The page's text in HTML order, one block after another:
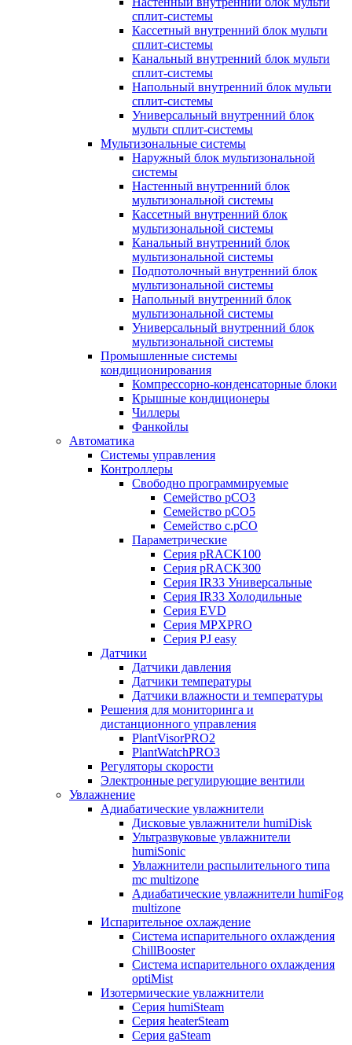
сплит-системы
Кассетный внутренний блок мульти
сплит-системы
Канальный внутренний блок мульти
сплит-системы
Напольный внутренний блок мульти
сплит-системы
Универсальный внутренний блок
мульти сплит-системы
Мультизональные системы
Наружный блок мультизональной
системы
Настенный внутренний блок
мультизональной системы
Кассетный внутренний блок
мультизональной системы
Канальный внутренний блок
мультизональной системы
Подпотолочный внутренний блок
мультизональной системы
Напольный внутренний блок
мультизональной системы
Универсальный внутренний блок
мультизональной системы
Промышленные системы
кондиционирования
Компрессорно-конденсаторные блоки
Крышные кондиционеры
Чиллеры
Фанкойлы
Автоматика
Системы управления
Контроллеры
Свободно программируемые
Семейство pCO3
Семейство pCO5
Семейство c.pCO
Параметрические
Серия pRACK100
Серия pRACK300
Серия IR33 Универсальные
Серия IR33 Холодильные
Серия EVD
Серия MPXPRO
Серия PJ easy
Датчики
Датчики давления
Датчики температуры
Датчики влажности и температуры
Решения для мониторинга и
дистанционного управления
PlantVisorPRO2
PlantWatchPRO3
Регуляторы скорости
Электронные регулирующие вентили
Увлажнение
Адиабатические увлажнители
Дисковые увлажнители humiDisk
Ультразвуковые увлажнители
humiSonic
Увлажнители распылительного типа
mc multizone
Адиабатические увлажнители humiFog
multizone
Испарительное охлаждение
Система испарительного охлаждения
ChillBooster
Система испарительного охлаждения
optiMist
Изотермические увлажнители
Серия humiSteam
Серия heaterSteam
Серия gaSteam